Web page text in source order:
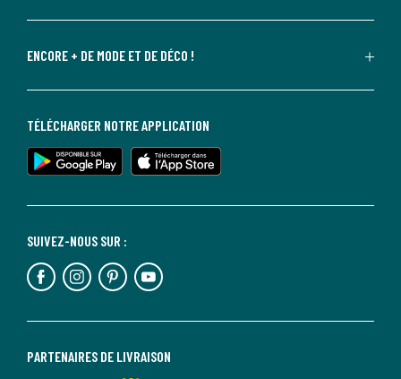
ENCORE + DE MODE ET DE DÉCO !
PARTENAIRES DE LIVRAISON
SUIVEZ-NOUS SUR :
TÉLÉCHARGER NOTRE APPLICATION